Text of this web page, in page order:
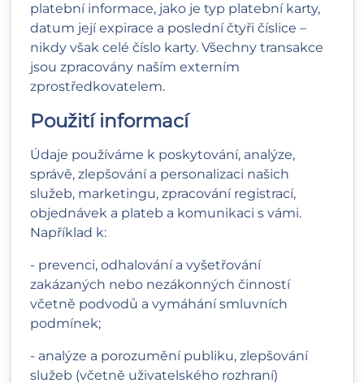
platební informace, jako je typ platební karty,
datum její expirace a poslední čtyři číslice –
nikdy však celé číslo karty. Všechny transakce
jsou zpracovány naším externím
zprostředkovatelem.
Použití informací
Údaje používáme k poskytování, analýze,
správě, zlepšování a personalizaci našich
služeb, marketingu, zpracování registrací,
objednávek a plateb a komunikaci s vámi.
Například k:
- prevenci, odhalování a vyšetřování
zakázaných nebo nezákonných činností
včetně podvodů a vymáhání smluvních
podmínek;
- analýze a porozumění publiku, zlepšování
služeb (včetně uživatelského rozhraní)